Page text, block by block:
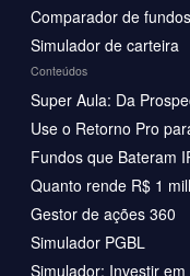
Comparador de fundos
Simulador de carteira
Conteúdos
Super Aula: Da
Use o Retorno Pro
Fundos que Bateram
Quanto rende R$ 1
Gestor de ações 360
Simulador PGBL
Simulador: Investir